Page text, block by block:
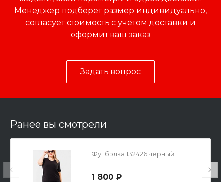
Менеджер подберет размер индивидуально,
согласует стоимость с учетом доставки и
оформит ваш заказ
Задать вопрос
Ранее вы смотрели
Футболка 132426 чёрный
1 800 ₽